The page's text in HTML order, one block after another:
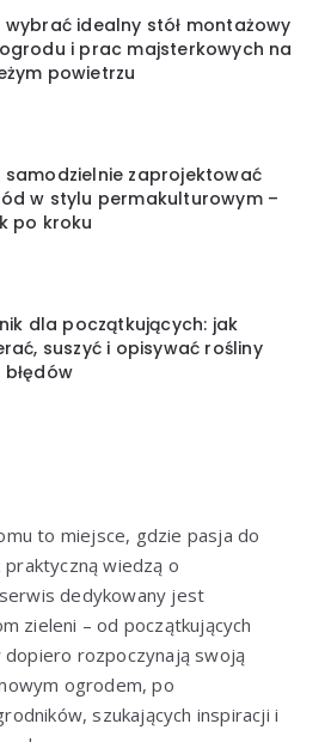
wybrać idealny stół montażowy
i prac majsterkowych na
powietrzu
samodzielnie zaprojektować
w stylu permakulturowym –
po kroku
dla początkujących: jak
suszyć i opisywać rośliny
błędów
to miejsce, gdzie pasja do
wiedzą o
dedykowany jest
zieleni – od początkujących
rozpoczynają swoją
ogrodem, po
szukających inspiracji i